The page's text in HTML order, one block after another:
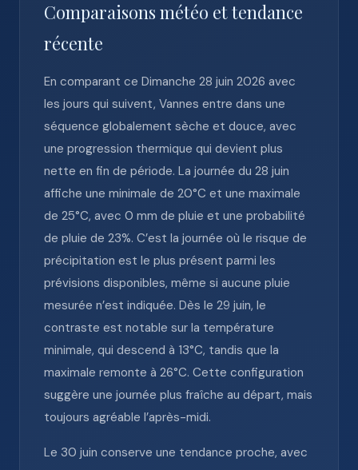
Comparaisons météo et tendance
récente
En comparant ce Dimanche 28 juin 2026 avec
les jours qui suivent, Vannes entre dans une
séquence globalement sèche et douce, avec
une progression thermique qui devient plus
nette en fin de période. La journée du 28 juin
affiche une minimale de 20°C et une maximale
de 25°C, avec 0 mm de pluie et une probabilité
de pluie de 23%. C’est la journée où le risque de
précipitation est le plus présent parmi les
prévisions disponibles, même si aucune pluie
mesurée n’est indiquée. Dès le 29 juin, le
contraste est notable sur la température
minimale, qui descend à 13°C, tandis que la
maximale remonte à 26°C. Cette configuration
suggère une journée plus fraîche au départ, mais
toujours agréable l’après-midi.
Le 30 juin conserve une tendance proche, avec